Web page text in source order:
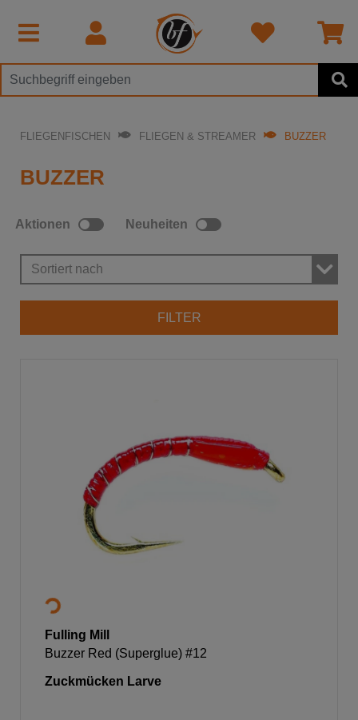
FLIEGENFISCHEN FLIEGEN & STREAMER BUZZER
BUZZER
FILTER
Sortiert nach
Aktionen Neuheiten
Fulling Mill
Buzzer Red (Superglue) #12
Zuckmücken Larve